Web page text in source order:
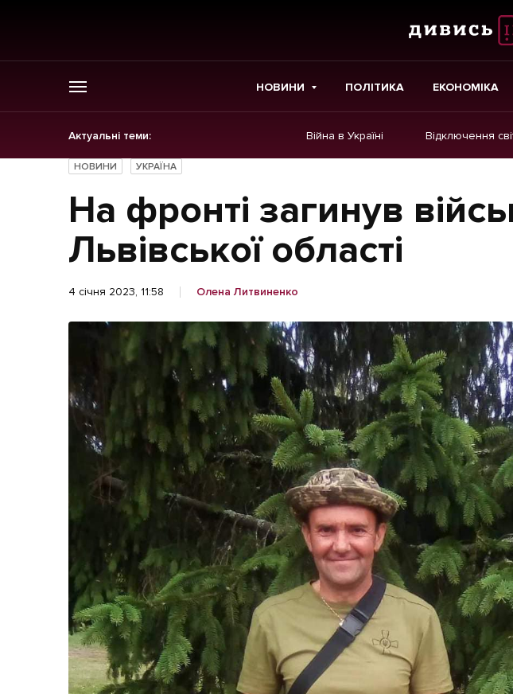
НОВИНИ ПОЛІТИКА ЕКОНОМІКА
Актуальні теми: Війна в Україні Відключення
ГОЛОВНЕ
Новини
Політика
Бізнес
Життя
Культура
Афіша
НОВИНИ УКРАЇНА
На фронті загинув
Львівської області
4 січня 2023, 11:58 Олена Литвиненко